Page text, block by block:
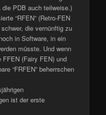
PDB auch teilweise.)
“RFEN” (Retro-FEN
die vernünftig zu
in Software, in ein
müsste. Und wenn
(Fairy FEN) und
“FRFEN” beherrschen
ist der erste